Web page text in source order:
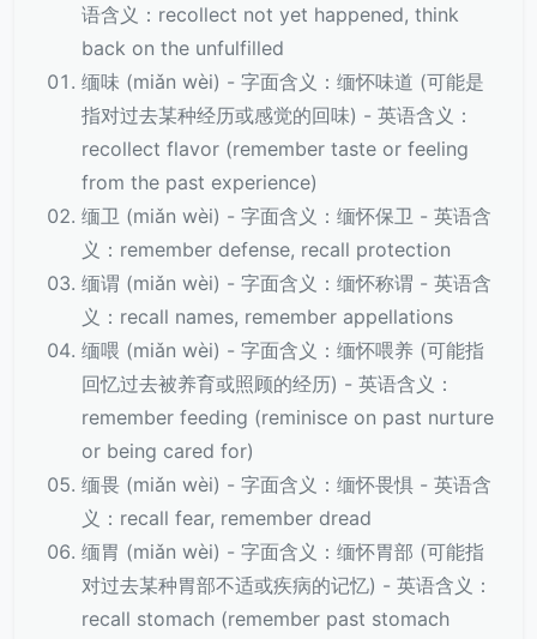
语含义：recollect not yet happened, think
back on the unfulfilled
缅味 (miǎn wèi) - 字面含义：缅怀味道 (可能是
指对过去某种经历或感觉的回味) - 英语含义：
recollect flavor (remember taste or feeling
from the past experience)
缅卫 (miǎn wèi) - 字面含义：缅怀保卫 - 英语含
义：remember defense, recall protection
缅谓 (miǎn wèi) - 字面含义：缅怀称谓 - 英语含
义：recall names, remember appellations
缅喂 (miǎn wèi) - 字面含义：缅怀喂养 (可能指
回忆过去被养育或照顾的经历) - 英语含义：
remember feeding (reminisce on past nurture
or being cared for)
缅畏 (miǎn wèi) - 字面含义：缅怀畏惧 - 英语含
义：recall fear, remember dread
缅胃 (miǎn wèi) - 字面含义：缅怀胃部 (可能指
对过去某种胃部不适或疾病的记忆) - 英语含义：
recall stomach (remember past stomach